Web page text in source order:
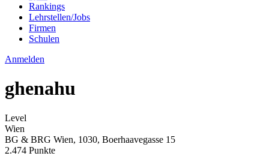
Rankings
Lehrstellen/Jobs
Firmen
Schulen
Anmelden
ghenahu
Level
Wien
BG & BRG Wien, 1030, Boerhaavegasse 15
2.474 Punkte